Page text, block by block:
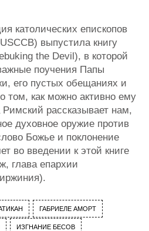
католических епископов
выпустила книгу
the Devil), в которой
поучения Папы
его пустых обещаниях и
том, как можно активно ему
Римский рассказывает нам,
духовное оружие против
Божье и поклонение
во введении к этой книге
глава епархии
ГАБРИЕЛЕ АМОРТ
ИЗГНАНИЕ БЕСОВ